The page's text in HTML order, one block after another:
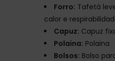
Forro: Tafetá
calor e
Capuz: Capuz
Polaina: Polaina
Bolsos: Bolso